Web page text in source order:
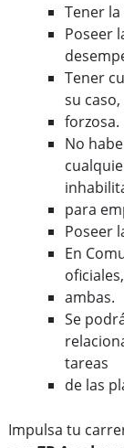
Tener
Poseer
Tener
su
forzosa.
No
para
Poseer
En
ambas.
Se
tareas
de las
Impulsa tu